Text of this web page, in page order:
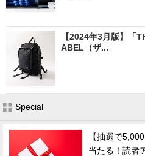
【2024年3月版】「
ABEL（ザ...
Special
【抽選で
当たる！読者